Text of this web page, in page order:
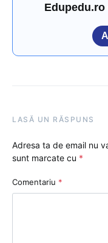
Edupedu.ro
LASĂ UN RĂSPUNS
Adresa ta de email nu
sunt marcate cu *
Comentariu *